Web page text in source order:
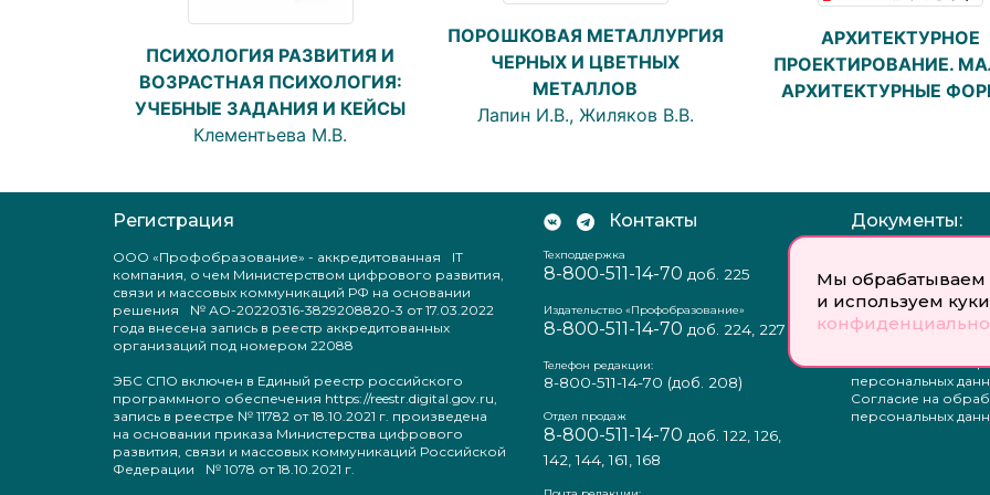
Мы обрабатываем
и используем
ПСИХОЛОГИЯ РАЗВИТИЯ И
ВОЗРАСТНАЯ ПСИХОЛОГИЯ:
УЧЕБНЫЕ ЗАДАНИЯ И КЕЙСЫ
Клементьева М.В.
ПОРОШКОВАЯ МЕТАЛЛУРГИЯ
ЧЕРНЫХ И ЦВЕТНЫХ
МЕТАЛЛОВ
Лапин И.В., Жиляков В.В.
АРХИТЕКТУРНОЕ
ПРОЕКТИРОВАНИЕ.
АРХИТЕКТУРНЫЕ
Регистрация
ООО «Профобразование» - аккредитованная IT
компания, о чем Министерством цифрового развития,
связи и массовых коммуникаций РФ на основании
решения № АО-20220316-3829208820-3 от 17.03.2022
года внесена запись в реестр аккредитованных
организаций под номером 22088
ЭБС СПО включен в Единый реестр российского
программного обеспечения https://reestr.digital.gov.ru,
запись в реестре № 11782 от 18.10.2021 г. произведена
на основании приказа Министерства цифрового
развития, связи и массовых коммуникаций Российской
Федерации № 1078 от 18.10.2021 г.
Контакты
Техподдержка
8-800-511-14-70 доб. 225
Издательство «Профобразование»
8-800-511-14-70 доб. 224, 227
Телефон редакции:
8-800-511-14-70 (доб. 208)
Отдел продаж
8-800-511-14-70 доб. 122, 126,
142, 144, 161, 168
Документы:
персональных
Пользовательское
соглашение
Политика
Положение о
персональных
Согласие на
персональных